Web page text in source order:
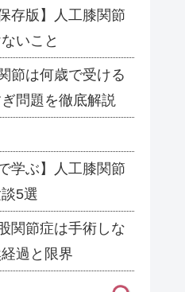
存版】人工膝関節
いこと
節は何歳で受ける
問題を徹底解説
学ぶ】人工膝関節
5選
関節症は手術しな
過と限界